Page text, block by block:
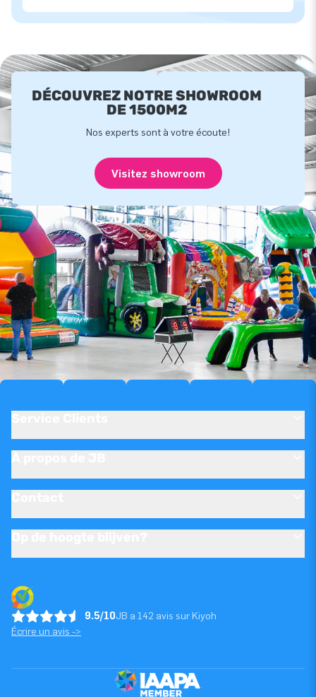
DÉCOUVREZ NOTRE SHOWROOM
DE 1500M2
Nos experts sont à votre écoute!
Visitez showroom
9.5/10JB a 142 avis sur Kiyoh
Écrire un avis ->